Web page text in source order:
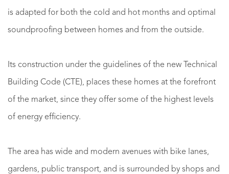
is adapted for both the cold and hot months and optimal
soundproofing between homes and from the outside.
Its construction under the guidelines of the new Technical
Building Code (CTE), places these homes at the forefront
of the market, since they offer some of the highest levels
of energy efficiency.
The area has wide and modern avenues with bike lanes,
gardens, public transport, and is surrounded by shops and